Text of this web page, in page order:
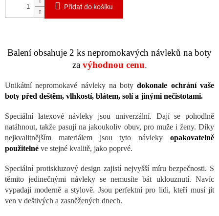
Přidat do košíku
Balení obsahuje 2 ks nepromokavých návleků na boty
za výhodnou cenu.
Unikátní nepromokavé návleky na botydokonale ochrání vaše
boty před deštěm, vlhkostí, blátem, solí a jinými nečistotami.
Speciální latexové návleky jsou univerzální. Dají se pohodlně
natáhnout, takže pasují na jakoukoliv obuv, pro muže i ženy. Díky
nejkvalitnějším materiálem jsou tyto návleky opakovatelně
použitelné ve stejné kvalitě, jako poprvé.
Speciální protiskluzový design zajistí nejvyšší míru bezpečnosti. S
těmito jedinečnými návleky se nemusíte bát uklouznutí. Navíc
vypadají moderně a stylově. Jsou perfektní pro lidi, kteří musí jít
ven v deštivých a zasněžených dnech.